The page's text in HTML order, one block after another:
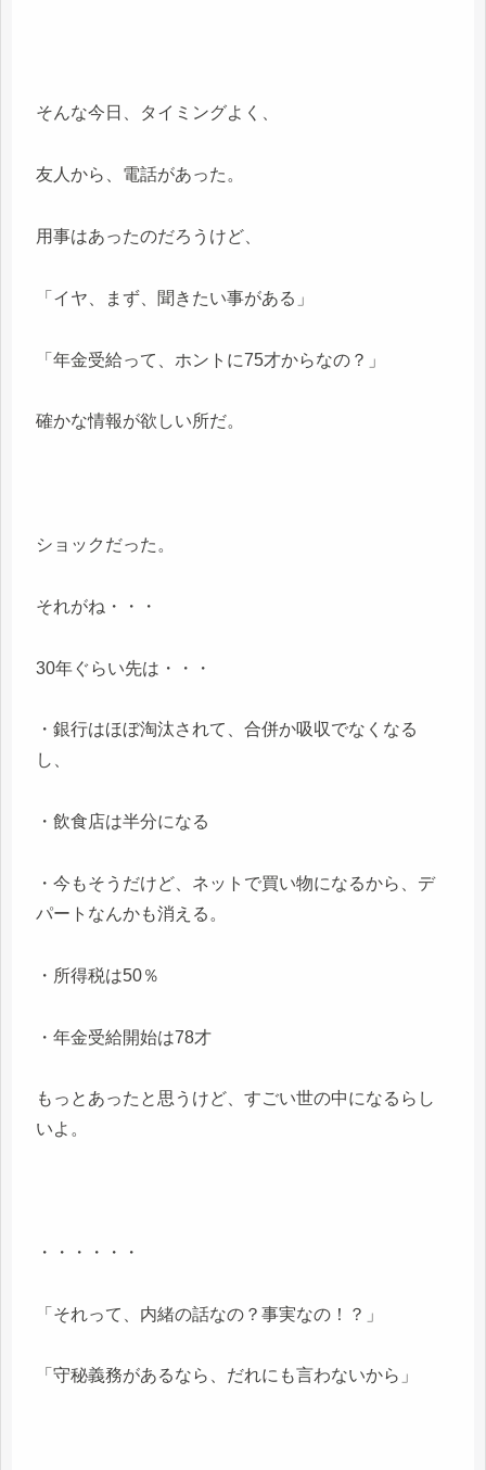
そんな今日、タイミングよく、
友人から、電話があった。
用事はあったのだろうけど、
「イヤ、まず、聞きたい事がある」
「年金受給って、ホントに75才からなの？」
確かな情報が欲しい所だ。
ショックだった。
それがね・・・
30年ぐらい先は・・・
・銀行はほぼ淘汰されて、合併か吸収でなくなる
し、
・飲食店は半分になる
・今もそうだけど、ネットで買い物になるから、デ
パートなんかも消える。
・所得税は50％
・年金受給開始は78才
もっとあったと思うけど、すごい世の中になるらし
いよ。
・・・・・・
「それって、内緒の話なの？事実なの！？」
「守秘義務があるなら、だれにも言わないから」